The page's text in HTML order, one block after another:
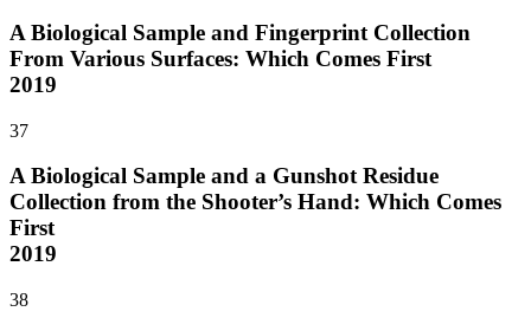
A Biological Sample and Fingerprint Collection
From Various Surfaces: Which Comes First
2019
37
A Biological Sample and a Gunshot Residue
Collection from the Shooter’s Hand: Which Comes
First
2019
38